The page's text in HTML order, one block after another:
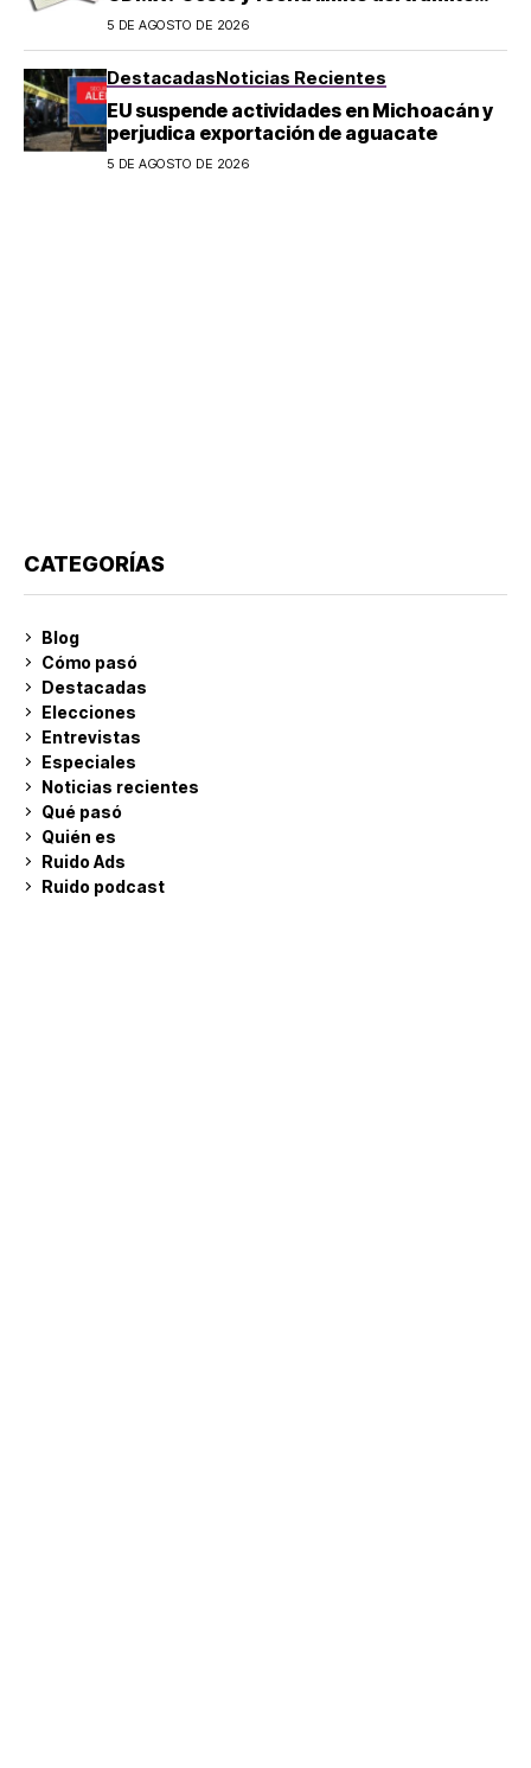
2026
5 DE AGOSTO DE 2026
DestacadasNoticias Recientes
EU suspende actividades en Michoacán y
perjudica exportación de aguacate
5 DE AGOSTO DE 2026
CATEGORÍAS
Blog
Cómo pasó
Destacadas
Elecciones
Entrevistas
Especiales
Noticias recientes
Qué pasó
Quién es
Ruido Ads
Ruido podcast